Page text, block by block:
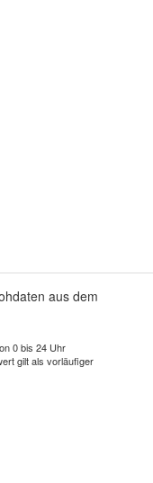
aus dem
0 bis 24 Uhr
gilt als vorläufiger